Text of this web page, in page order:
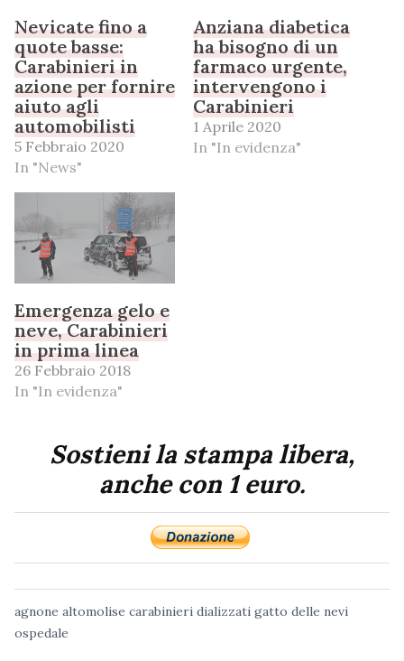
Nevicate fino a
quote basse:
Carabinieri in
azione per fornire
aiuto agli
automobilisti
5 Febbraio 2020
In "News"
Anziana diabetica
ha bisogno di un
farmaco urgente,
intervengono i
Carabinieri
1 Aprile 2020
In "In evidenza"
Emergenza gelo e
neve, Carabinieri
in prima linea
26 Febbraio 2018
In "In evidenza"
Sostieni la stampa libera,
anche con 1 euro.
agnone altomolise carabinieri dializzati gatto delle nevi
ospedale